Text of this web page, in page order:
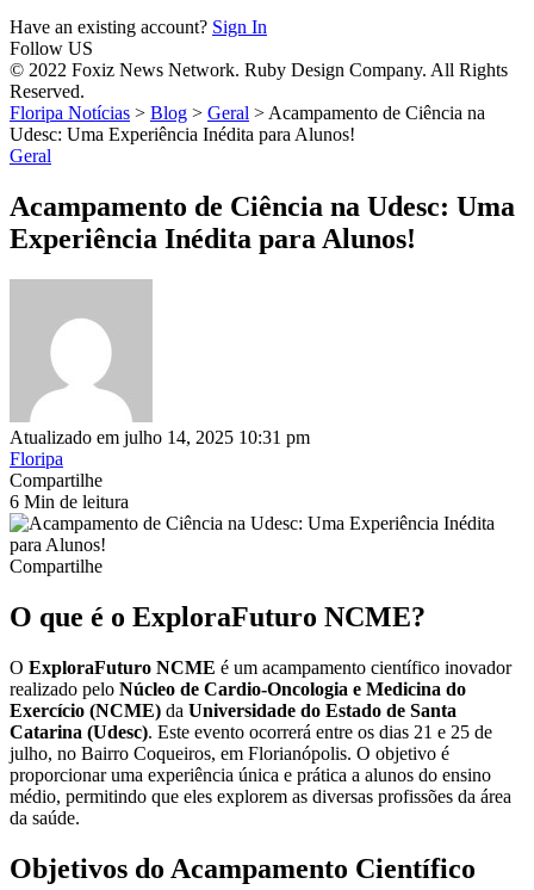
Have an existing account? Sign In
Follow US
© 2022 Foxiz News Network. Ruby Design Company. All Rights
Reserved.
Floripa Notícias > Blog > Geral > Acampamento de Ciência na
Udesc: Uma Experiência Inédita para Alunos!
Geral
Acampamento de Ciência na Udesc: Uma
Experiência Inédita para Alunos!
Atualizado em julho 14, 2025 10:31 pm
Floripa
Compartilhe
6 Min de leitura
Compartilhe
O que é o ExploraFuturo NCME?
O ExploraFuturo NCME é um acampamento científico inovador
realizado pelo Núcleo de Cardio-Oncologia e Medicina do
Exercício (NCME) da Universidade do Estado de Santa
Catarina (Udesc). Este evento ocorrerá entre os dias 21 e 25 de
julho, no Bairro Coqueiros, em Florianópolis. O objetivo é
proporcionar uma experiência única e prática a alunos do ensino
médio, permitindo que eles explorem as diversas profissões da área
da saúde.
Objetivos do Acampamento Científico